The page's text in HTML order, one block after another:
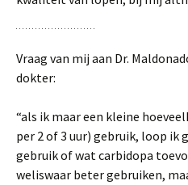
Vraag van mij aan Dr.
dokter:
“als ik maar een kleine
per 2 of 3 uur) gebruik, loop ik
gebruik of wat carbidopa
weliswaar beter gebruiken,